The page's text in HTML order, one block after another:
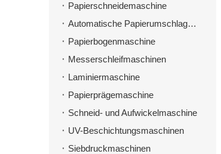
Papierschneidemaschine
Automatische Papierumschlagmaschine
Papierbogenmaschine
Messerschleifmaschinen
Laminiermaschine
Papierprägemaschine
Schneid- und Aufwickelmaschine
UV-Beschichtungsmaschinen
Siebdruckmaschinen